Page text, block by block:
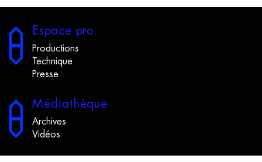
Espace pro.
Productions
Technique
Presse
Médiathèque
Archives
Vidéos